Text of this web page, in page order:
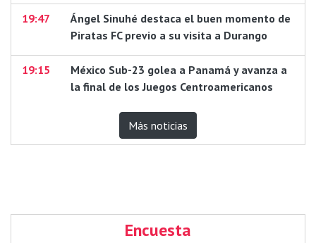
19:47
Ángel Sinuhé destaca el buen momento de
Piratas FC previo a su visita a Durango
19:15
México Sub-23 golea a Panamá y avanza a
la final de los Juegos Centroamericanos
Más noticias
Encuesta